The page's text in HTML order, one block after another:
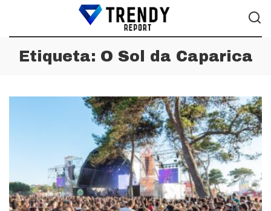
Etiqueta: O Sol da Caparica